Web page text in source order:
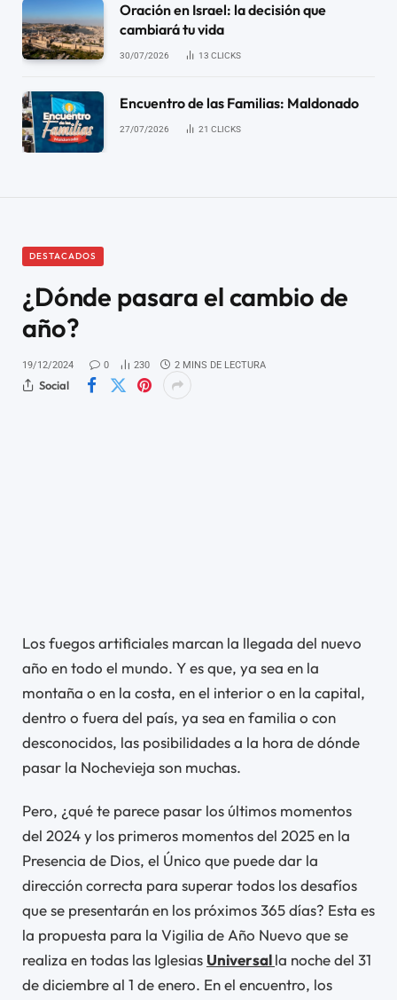
Oración en Israel: la decisión que
cambiará tu vida
30/07/2026 13 CLICKS
Encuentro de las Familias: Maldonado
27/07/2026 21 CLICKS
DESTACADOS
¿Dónde pasara el cambio de
año?
19/12/2024 0 230 2 MINS DE LECTURA
Social
Los fuegos artificiales marcan la llegada del nuevo
año en todo el mundo. Y es que, ya sea en la
montaña o en la costa, en el interior o en la capital,
dentro o fuera del país, ya sea en familia o con
desconocidos, las posibilidades a la hora de dónde
pasar la Nochevieja son muchas.
Pero, ¿qué te parece pasar los últimos momentos
del 2024 y los primeros momentos del 2025 en la
Presencia de Dios, el Único que puede dar la
dirección correcta para superar todos los desafíos
que se presentarán en los próximos 365 días? Esta es
la propuesta para la Vigilia de Año Nuevo que se
realiza en todas las Iglesias Universalla noche del 31
de diciembre al 1 de enero. En el encuentro, los